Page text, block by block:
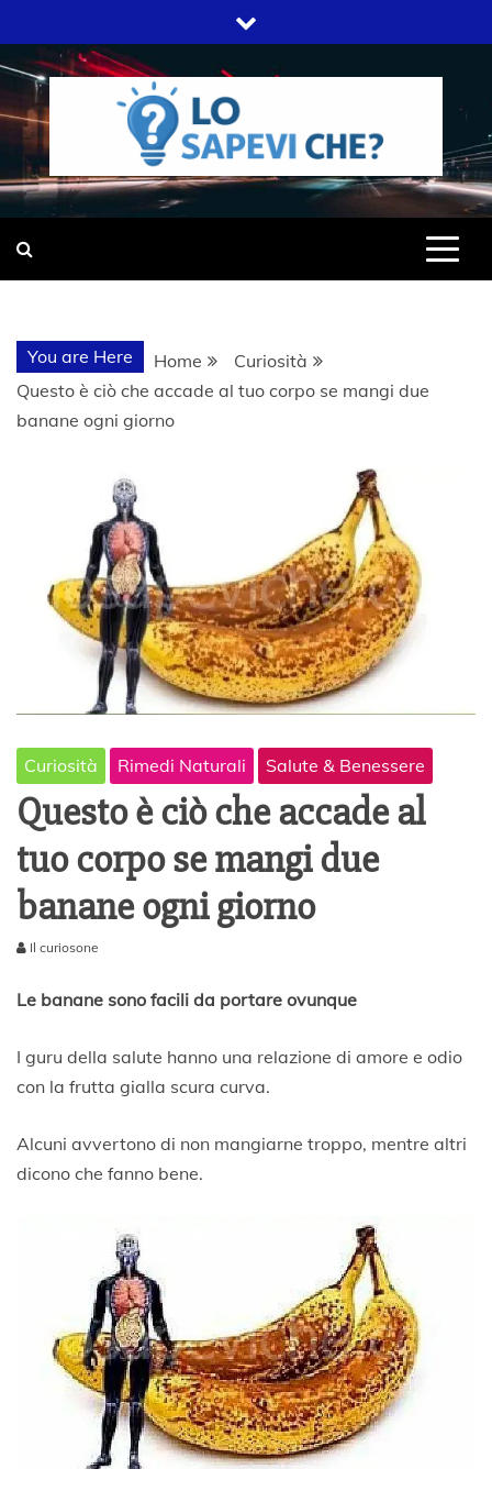
to
content
LO SAPEVI
CHE?
SITO WEB DEL GRUPPO LIFELIVE
You are Here Home
Curiosità
Questo è ciò che accade al tuo corpo se mangi due
banane ogni giorno
Curiosità Rimedi Naturali Salute & Benessere
Questo è ciò che accade al
tuo corpo se mangi due
banane ogni giorno
F
o
Il curiosone
Le banane sono facili da portare ovunque
I guru della salute hanno una relazione di amore e odio
con la frutta gialla scura curva.
Alcuni avvertono di non mangiarne troppo, mentre altri
dicono che fanno bene.